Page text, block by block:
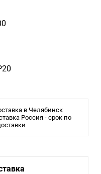
в Челябинск
Россия - срок по